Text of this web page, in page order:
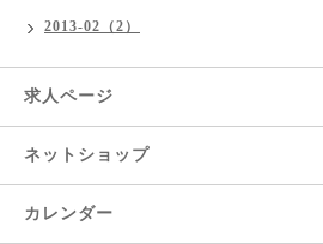
2013-02（2）
求人ページ
ネットショップ
カレンダー